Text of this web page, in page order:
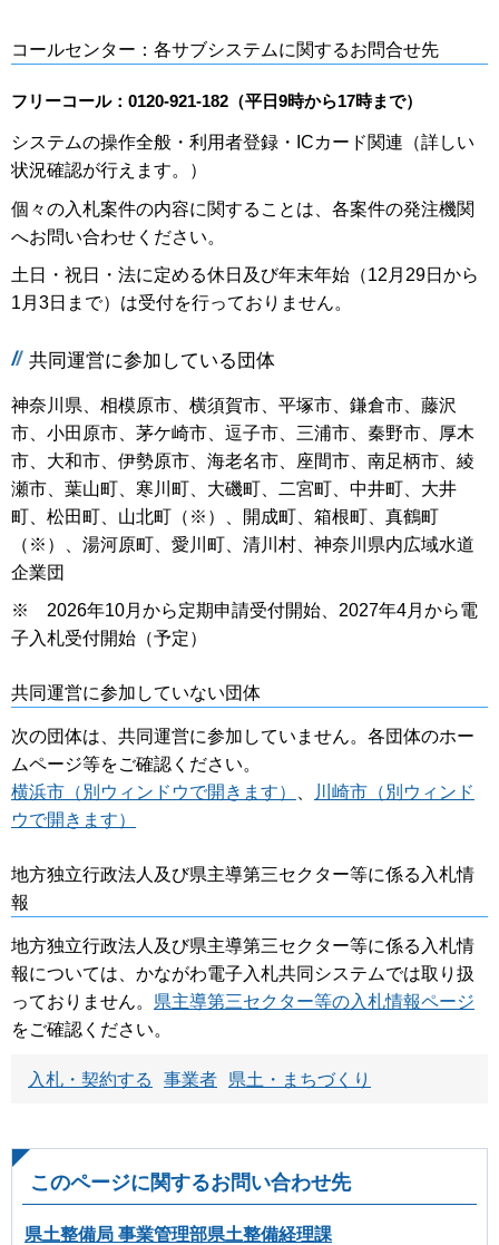
コールセンター：各サブシステムに関するお問合せ先
フリーコール：0120-921-182（平日9時から17時まで）
システムの操作全般・利用者登録・ICカード関連（詳しい
状況確認が行えます。）
個々の入札案件の内容に関することは、各案件の発注機関
へお問い合わせください。
土日・祝日・法に定める休日及び年末年始（12月29日から
1月3日まで）は受付を行っておりません。
共同運営に参加している団体
神奈川県、相模原市、横須賀市、平塚市、鎌倉市、藤沢
市、小田原市、茅ケ崎市、逗子市、三浦市、秦野市、厚木
市、大和市、伊勢原市、海老名市、座間市、南足柄市、綾
瀬市、葉山町、寒川町、大磯町、二宮町、中井町、大井
町、松田町、山北町（※）、開成町、箱根町、真鶴町
（※）、湯河原町、愛川町、清川村、神奈川県内広域水道
企業団
※ 2026年10月から定期申請受付開始、2027年4月から電
子入札受付開始（予定）
共同運営に参加していない団体
次の団体は、共同運営に参加していません。各団体のホー
ムページ等をご確認ください。
横浜市（別ウィンドウで開きます）
川崎市（別ウィンド
ウで開きます）
地方独立行政法人及び県主導第三セクター等に係る入札情
報
地方独立行政法人及び県主導第三セクター等に係る入札情
報については、かながわ電子入札共同システムでは取り扱
っておりません。 県主導第三セクター等の入札情報ページ
をご確認ください。
入札・契約する 事業者 県土・まちづくり
このページに関するお問い合わせ先
県土整備局 事業管理部県土整備経理課